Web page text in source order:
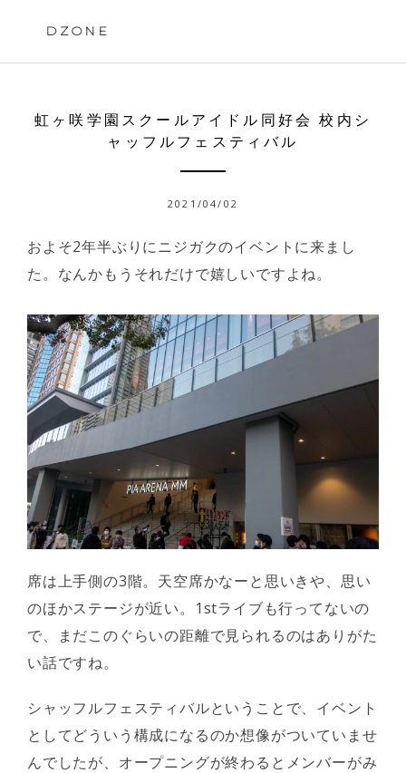
DZONE
虹ヶ咲学園スクールアイドル同好会 校内シ
ャッフルフェスティバル
2021/04/02
およそ2年半ぶりにニジガクのイベントに来まし
た。なんかもうそれだけで嬉しいですよね。
席は上手側の3階。天空席かなーと思いきや、思い
のほかステージが近い。1stライブも行ってないの
で、まだこのぐらいの距離で見られるのはありがた
い話ですね。
シャッフルフェスティバルということで、イベント
としてどういう構成になるのか想像がついていませ
んでしたが、オープニングが終わるとメンバーがみ